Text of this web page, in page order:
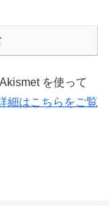
を使って
細はこちらをご覧